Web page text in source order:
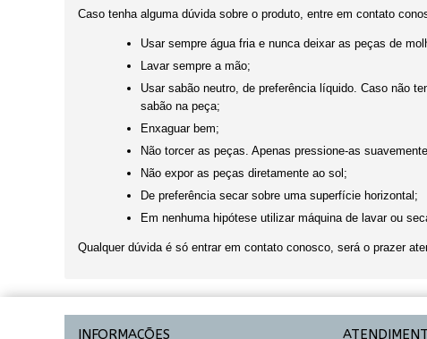
Caso tenha alguma dúvida sobre o produto, entre em contato
Usar sempre água fria e nunca deixar as peças de
Lavar sempre a mão;
Usar sabão neutro, de preferência líquido. Caso não
sabão na peça;
Enxaguar bem;
Não torcer as peças. Apenas pressione-as
Não expor as peças diretamente ao sol;
De preferência secar sobre uma superfície horizontal;
Em nenhuma hipótese utilizar máquina de lavar ou
Qualquer dúvida é só entrar em contato conosco, será o prazer
INFORMAÇÕES